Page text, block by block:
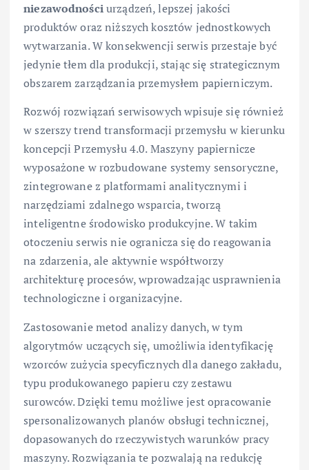
niezawodnościurządzeń, lepszej jakości
produktów oraz niższych kosztów jednostkowych
wytwarzania. W konsekwencji serwis przestaje być
jedynie tłem dla produkcji, stając się strategicznym
obszarem zarządzania przemysłem papierniczym.
Rozwój rozwiązań serwisowych wpisuje się również
w szerszy trend transformacji przemysłu w kierunku
koncepcji Przemysłu 4.0. Maszyny papiernicze
wyposażone w rozbudowane systemy sensoryczne,
zintegrowane z platformami analitycznymi i
narzędziami zdalnego wsparcia, tworzą
inteligentne środowisko produkcyjne. W takim
otoczeniu serwis nie ogranicza się do reagowania
na zdarzenia, ale aktywnie współtworzy
architekturę procesów, wprowadzając usprawnienia
technologiczne i organizacyjne.
Zastosowanie metod analizy danych, w tym
algorytmów uczących się, umożliwia identyfikację
wzorców zużycia specyficznych dla danego zakładu,
typu produkowanego papieru czy zestawu
surowców. Dzięki temu możliwe jest opracowanie
spersonalizowanych planów obsługi technicznej,
dopasowanych do rzeczywistych warunków pracy
maszyny. Rozwiązania te pozwalają na redukcję